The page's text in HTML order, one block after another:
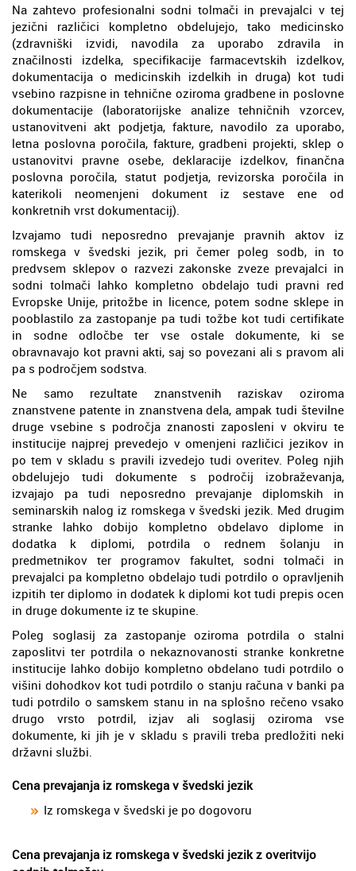
Na zahtevo profesionalni sodni tolmači in prevajalci v tej
jezični različici kompletno obdelujejo, tako medicinsko
(zdravniški izvidi, navodila za uporabo zdravila in
značilnosti izdelka, specifikacije farmacevtskih izdelkov,
dokumentacija o medicinskih izdelkih in druga) kot tudi
vsebino razpisne in tehnične oziroma gradbene in poslovne
dokumentacije (laboratorijske analize tehničnih vzorcev,
ustanovitveni akt podjetja, fakture, navodilo za uporabo,
letna poslovna poročila, fakture, gradbeni projekti, sklep o
ustanovitvi pravne osebe, deklaracije izdelkov, finančna
poslovna poročila, statut podjetja, revizorska poročila in
katerikoli neomenjeni dokument iz sestave ene od
konkretnih vrst dokumentacij).
Izvajamo tudi neposredno prevajanje pravnih aktov iz
romskega v švedski jezik, pri čemer poleg sodb, in to
predvsem sklepov o razvezi zakonske zveze prevajalci in
sodni tolmači lahko kompletno obdelajo tudi pravni red
Evropske Unije, pritožbe in licence, potem sodne sklepe in
pooblastilo za zastopanje pa tudi tožbe kot tudi certifikate
in sodne odločbe ter vse ostale dokumente, ki se
obravnavajo kot pravni akti, saj so povezani ali s pravom ali
pa s področjem sodstva.
Ne samo rezultate znanstvenih raziskav oziroma
znanstvene patente in znanstvena dela, ampak tudi številne
druge vsebine s področja znanosti zaposleni v okviru te
institucije najprej prevedejo v omenjeni različici jezikov in
po tem v skladu s pravili izvedejo tudi overitev. Poleg njih
obdelujejo tudi dokumente s področij izobraževanja,
izvajajo pa tudi neposredno prevajanje diplomskih in
seminarskih nalog iz romskega v švedski jezik. Med drugim
stranke lahko dobijo kompletno obdelavo diplome in
dodatka k diplomi, potrdila o rednem šolanju in
predmetnikov ter programov fakultet, sodni tolmači in
prevajalci pa kompletno obdelajo tudi potrdilo o opravljenih
izpitih ter diplomo in dodatek k diplomi kot tudi prepis ocen
in druge dokumente iz te skupine.
Poleg soglasij za zastopanje oziroma potrdila o stalni
zaposlitvi ter potrdila o nekaznovanosti stranke konkretne
institucije lahko dobijo kompletno obdelano tudi potrdilo o
višini dohodkov kot tudi potrdilo o stanju računa v banki pa
tudi potrdilo o samskem stanu in na splošno rečeno vsako
drugo vrsto potrdil, izjav ali soglasij oziroma vse
dokumente, ki jih je v skladu s pravili treba predložiti neki
državni službi.
Cena prevajanja iz romskega v švedski jezik
Iz romskega v švedski je po dogovoru
Cena prevajanja iz romskega v švedski jezik z overitvijo